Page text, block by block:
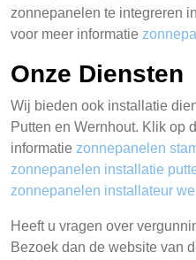
zonnepanelen te integreren
voor meer informatie
Onze Diensten
Wij bieden ook installatie
Putten en Wernhout. Klik op
informatie zonnepanelen
zonnepanelen installatie
zonnepanelen installateur
Heeft u vragen over
Bezoek dan de website van